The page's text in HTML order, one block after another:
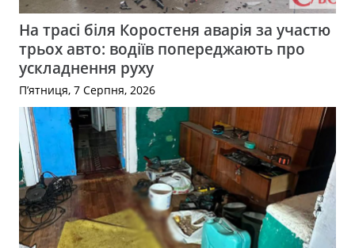
На трасі біля Коростеня аварія за участю
трьох авто: водіїв попереджають про
ускладнення руху
П’ятниця, 7 Серпня, 2026